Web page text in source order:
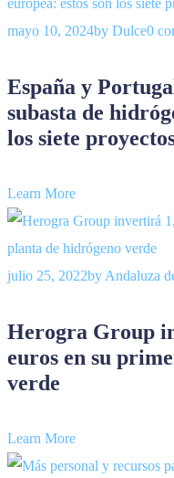
mayo 10, 2024by Dulce0
España y
subasta de
los siete
Learn More
julio 25, 2022by Andaluza
Herogra Group
euros en su
verde
Learn More